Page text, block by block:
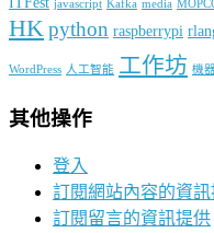
javascript Kafka media
HKpython raspberrypi
WordPress 人工智能 工作坊 機
其他操作
登入
訂閱網站內容的資
訂閱留言的資訊提供